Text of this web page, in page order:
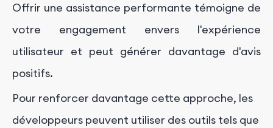
Offrir une assistance performante témoigne de
votre engagement envers l'expérience
utilisateur et peut générer davantage d'avis
positifs.
Pour renforcer davantage cette approche, les
développeurs peuvent utiliser des outils tels que